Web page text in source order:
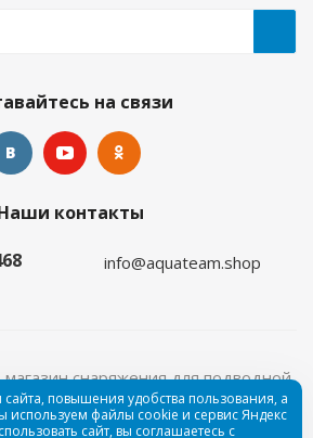
на связи
контакты
info@aquateam.shop
снаряжения для подводной
2026Пользовательское соглашение
повышения удобства пользования, а
используем файлы cookie и сервис Яндекс
сайт, вы соглашаетесь с